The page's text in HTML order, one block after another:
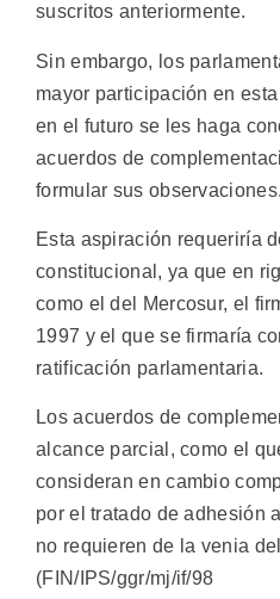
suscritos anteriormente.
Sin embargo, los
mayor participación en
en el futuro se les haga
acuerdos de
formular sus observaciones.
Esta aspiración requeriría
constitucional, ya que en
como el del Mercosur, el
1997 y el que se firmaría
ratificación parlamentaria.
Los acuerdos de
alcance parcial, como el
consideran en cambio
por el tratado de adhesión
no requieren de la venia
(FIN/IPS/ggr/mj/if/98